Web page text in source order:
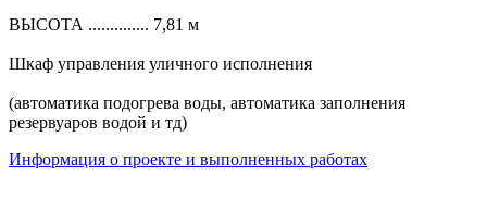
ВЫСОТА .............. 7,81 м
Шкаф управления уличного исполнения
(автоматика подогрева воды, автоматика заполнения
резервуаров водой и тд)
Информация о проекте и выполненных работах